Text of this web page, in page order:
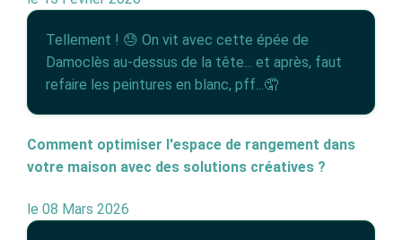
Tellement ! 😓 On vit avec cette épée de
Damoclès au-dessus de la tête... et après, faut
refaire les peintures en blanc, pff...🤦
Comment optimiser l'espace de rangement dans
votre maison avec des solutions créatives ?
le 08 Mars 2026